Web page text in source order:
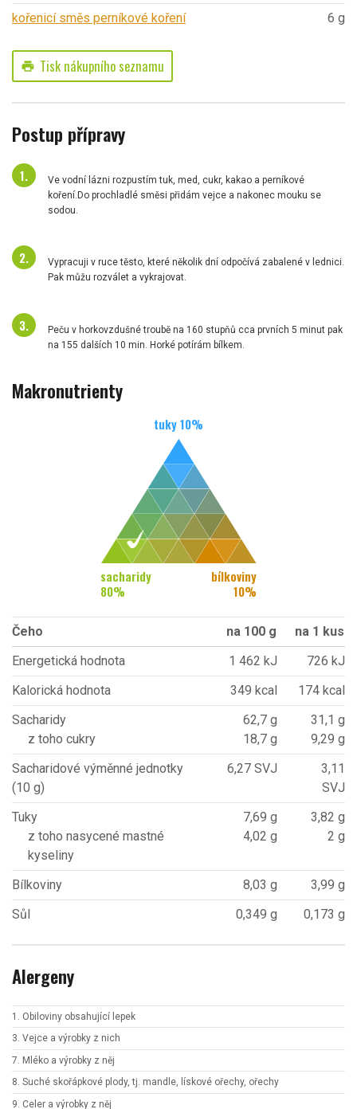
kořenicí směs perníkové koření
6 g
print Tisk nákupního seznamu
Postup přípravy
Ve vodní lázni rozpustím tuk, med, cukr, kakao a perníkové
koření.Do prochladlé směsi přidám vejce a nakonec mouku se
sodou.
Vypracuji v ruce těsto, které několik dní odpočívá zabalené v lednici.
Pak můžu rozválet a vykrajovat.
Peču v horkovzdušné troubě na 160 stupňů cca prvních 5 minut pak
na 155 dalších 10 min. Horké potírám bílkem.
Makronutrienty
tuky10%
sacharidy
80%
bílkoviny
10%
Čeho na 100 g
na 1 kus
Energetická hodnota
1 462 kJ
726 kJ
Kalorická hodnota
349 kcal
174 kcal
Sacharidy
z toho cukry
62,7 g
18,7 g
31,1 g
9,29 g
Sacharidové výměnné jednotky
(10 g)
6,27 SVJ
3,11
SVJ
Tuky
z toho nasycené mastné
kyseliny
7,69 g
4,02 g
3,82 g
2 g
Bílkoviny 8,03 g
3,99 g
Sůl
0,349 g 0,173 g
Alergeny
1. Obiloviny obsahující lepek
3. Vejce a výrobky z nich
7. Mléko a výrobky z něj
8. Suché skořápkové plody, tj. mandle, lískové ořechy, ořechy
9. Celer a výrobky z něj